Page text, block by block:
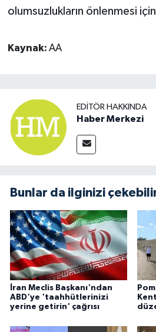
olumsuzlukların önlenmesi
Kaynak: AA
EDITÖR HAKKINDA
Haber Merkezi
Bunlar da ilginizi
İran Meclis Başkanı'ndan
ABD'ye 'taahhütlerinizi
yerine getirin' çağrısı